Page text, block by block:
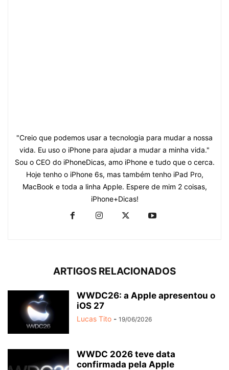
"Creio que podemos usar a tecnologia para mudar a nossa
vida. Eu uso o iPhone para ajudar a mudar a minha vida."
Sou o CEO do iPhoneDicas, amo iPhone e tudo que o cerca.
Hoje tenho o iPhone 6s, mas também tenho iPad Pro,
MacBook e toda a linha Apple. Espere de mim 2 coisas,
iPhone+Dicas!
ARTIGOS RELACIONADOS
WWDC26: a Apple apresentou o
iOS 27
Lucas Tito - 19/06/2026
WWDC 2026 teve data
confirmada pela Apple